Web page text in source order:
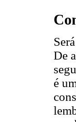
De
é